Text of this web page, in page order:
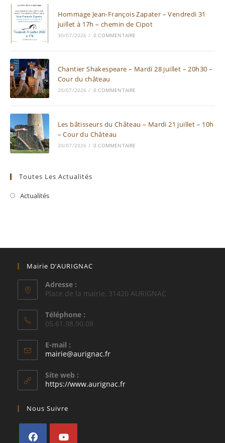
Hommage Jean-François Zapater – Vendredi 31
juillet à 17h – chemin de Cipot
30/07/2026 / 0 COMMENTAIRE
Chantier Shakespeare – Mardi 28 juillet – 20h30 –
Cour du château
20/07/2026 / 0 COMMENTAIRE
Les bâtisseurs du Château – Mardi 21 juillet – 10h
– Cour du Château
20/07/2026 / 0 COMMENTAIRE
Toutes Les Actualités
Actualités
Mairie D’AURIGNAC
Adresse :
Place de la mairie, 31420 AURIGNAC
Téléphone :
05.61.98.90.08
E-mail :
mairie@aurignac.frS’ouvre
application
Site web :
https://www.aurignac.fr
Nous Suivre